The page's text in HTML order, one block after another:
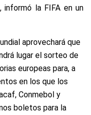
informó la FIFA en un
aprovechará que
lugar el sorteo de
europeas para, a
en los que los
Conmebol y
boletos para la